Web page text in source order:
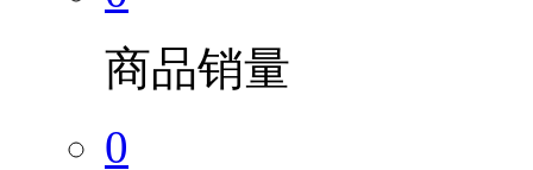
商品销量
0